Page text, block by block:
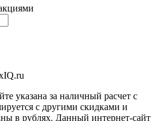
указана за наличный расчет с
с другими скидками и
в рублях. Данный интернет-сайт